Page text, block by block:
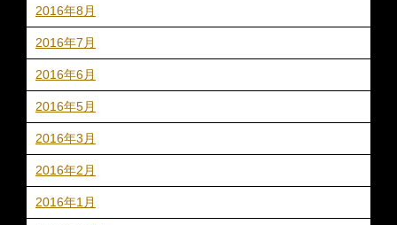
2016年8月
2016年7月
2016年6月
2016年5月
2016年3月
2016年2月
2016年1月